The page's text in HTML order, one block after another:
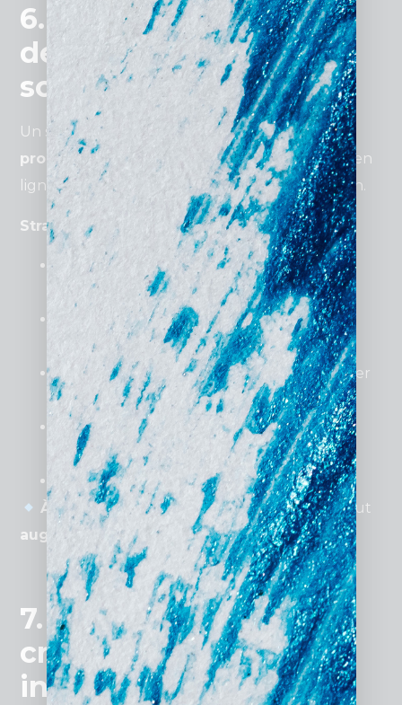
6. Comment générer
des prospects grâce à
son site internet ?
Un site doit être un
véritable outil de
prospection
et non une simple carte de visite en
ligne. Il doit inciter les visiteurs à passer à l’action.
Stratégies pour convertir plus de visiteurs :
Offrir une consultation gratuiteen
échange d’un formulaire rempli.
Utiliser des appels à l’actionvisibles et
engageants.
Créer du contenu engageant
pour attirer
une audience qualifiée.
Proposer des guides téléchargeables
pour capter des leads.
Faire de lapublicité.
À retenir: Une stratégie digitale efficace peut
augmenter les leads qualifiés de 5 fois.
7. Combien coûte la
création d’un site
internet pour avocat ?